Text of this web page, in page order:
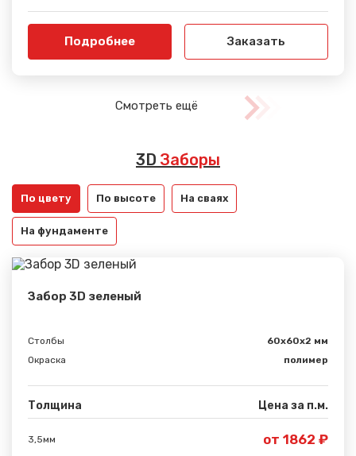
Подробнее Заказать
Смотреть ещё
3D Заборы
По цвету По высоте На сваях
На фундаменте
Забор 3D зеленый
Столбы
60х60х2 мм
Окраска
полимер
Толщина Цена за п.м.
3,5мм от 1862 ₽
Сообщение успешно